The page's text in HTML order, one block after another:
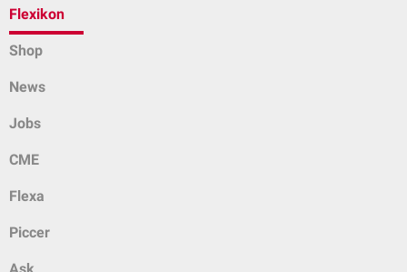
Flexikon
Shop
News
Jobs
CME
Flexa
Piccer